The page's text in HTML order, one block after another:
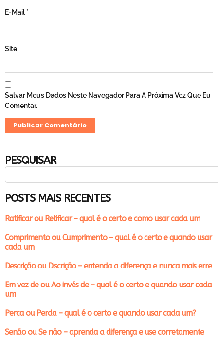
E-Mail*
Site
Salvar Meus Dados Neste Navegador Para A Próxima Vez Que Eu
Comentar.
PESQUISAR
POSTS MAIS RECENTES
Ratificar ou Retificar – qual é o certo e como usar cada um
Comprimento ou Cumprimento – qual é o certo e quando usar
cada um
Descrição ou Discrição – entenda a diferença e nunca mais erre
Em vez de ou Ao invés de – qual é o certo e quando usar cada
um
Perca ou Perda – qual é o certo e quando usar cada um?
Senão ou Se não – aprenda a diferença e use corretamente